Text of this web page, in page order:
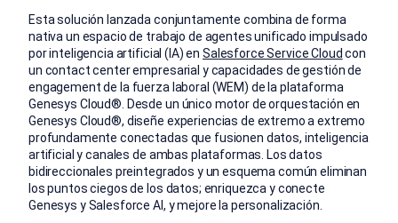
Esta solución lanzada conjuntamente combina de forma
nativa un espacio de trabajo de agentes unificado impulsado
por inteligencia artificial (IA) en Salesforce Service Cloud con
un contact center empresarial y capacidades de gestión de
engagement de la fuerza laboral (WEM) de la plataforma
Genesys Cloud®. Desde un único motor de orquestación en
Genesys Cloud®, diseñe experiencias de extremo a extremo
profundamente conectadas que fusionen datos, inteligencia
artificial y canales de ambas plataformas. Los datos
bidireccionales preintegrados y un esquema común eliminan
los puntos ciegos de los datos; enriquezca y conecte
Genesys y Salesforce AI, y mejore la personalización.